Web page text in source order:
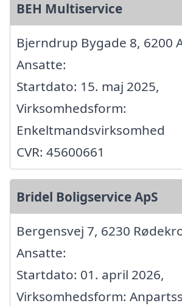
BEH Multiservice
Bjerndrup Bygade 8, 6200
Ansatte:
Startdato: 15. maj 2025,
Virksomhedsform:
Enkeltmandsvirksomhed
CVR: 45600661
Bridel Boligservice ApS
Bergensvej 7, 6230
Ansatte:
Startdato: 01. april 2026,
Virksomhedsform: